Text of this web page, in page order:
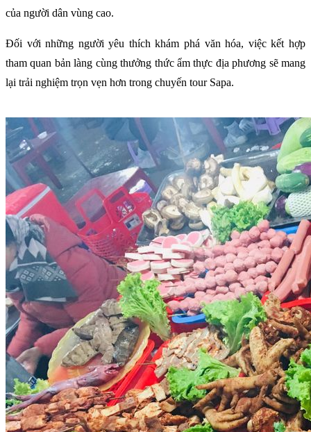
của người dân vùng cao.
Đối với những người yêu thích khám phá văn hóa, việc kết hợp
tham quan bản làng cùng thưởng thức ẩm thực địa phương sẽ mang
lại trải nghiệm trọn vẹn hơn trong chuyến tour Sapa.